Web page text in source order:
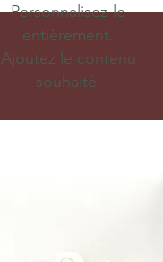
Personnalisez-le
entièrement.
Ajoutez le contenu
souhaité.